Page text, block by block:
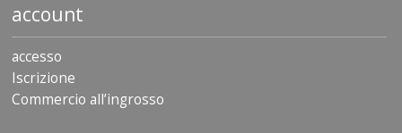
account
accesso
Iscrizione
Commercio all’ingrosso